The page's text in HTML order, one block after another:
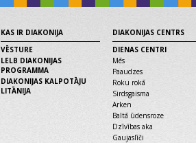
KAS IR DIAKONIJA
VĒSTURE
LELB DIAKONIJAS
PROGRAMMA
DIAKONIJAS KALPOTĀJU
LITĀNIJA
DIAKONIJAS CENTRS
DIENAS CENTRI
Mēs
Paaudzes
Roku rokā
Sirdsgaisma
Arken
Baltā ūdensroze
Dzīvības aka
Gaujaslīči